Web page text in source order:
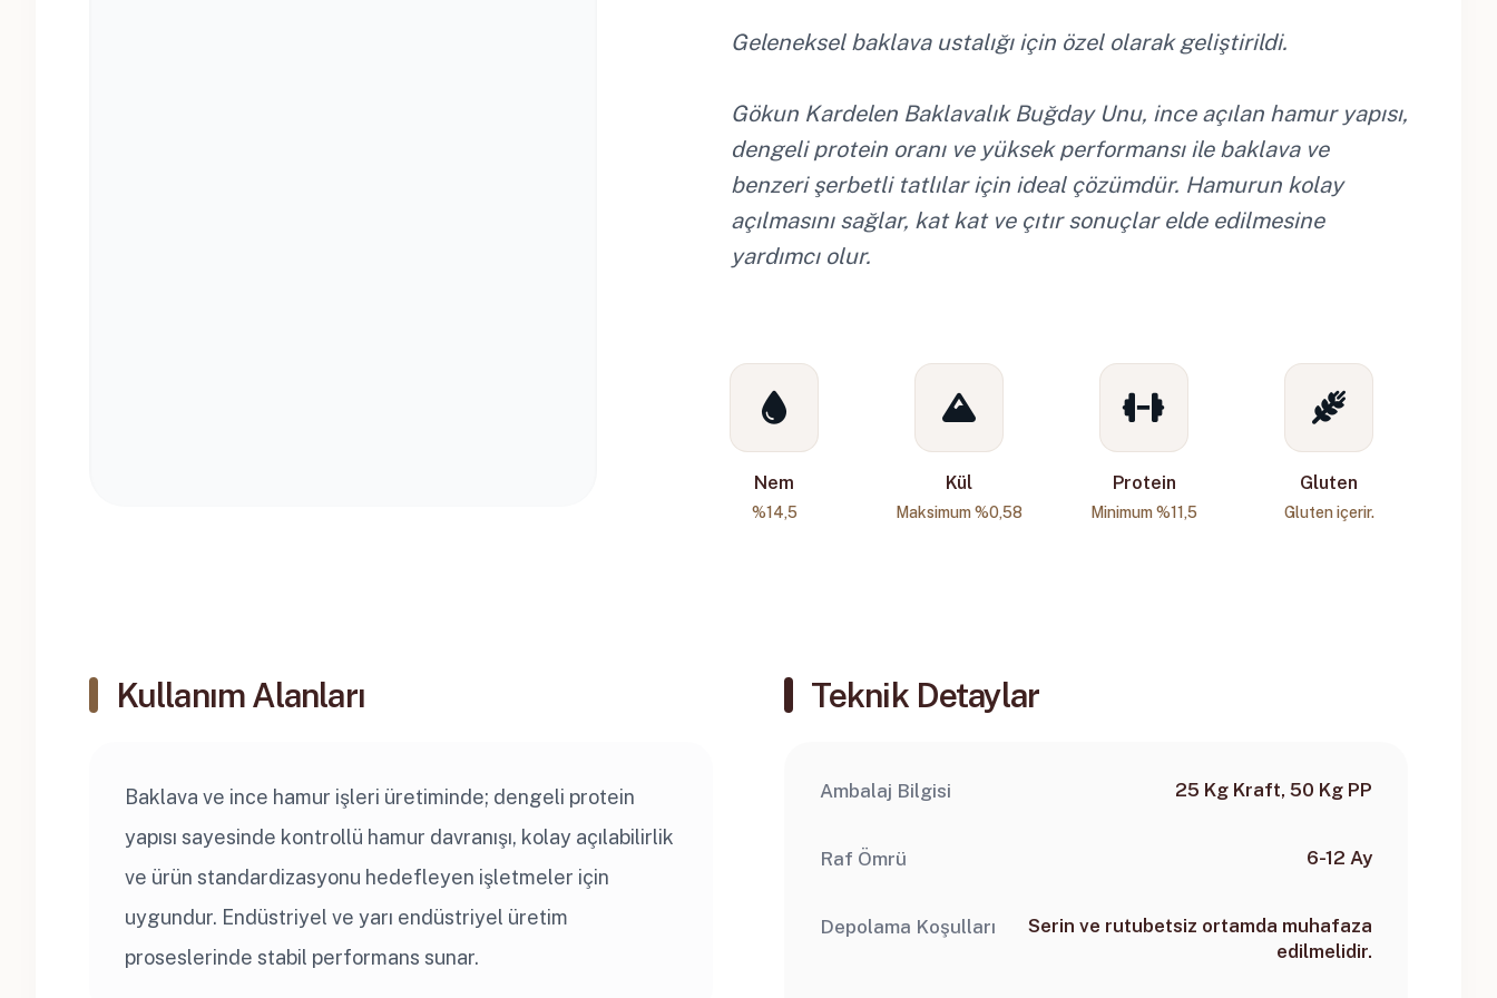
Geleneksel baklava ustalığı için özel olarak geliştirildi.
Gökun Kardelen Baklavalık Buğday Unu, ince açılan hamur yapısı,
dengeli protein oranı ve yüksek performansı ile baklava ve
benzeri şerbetli tatlılar için ideal çözümdür. Hamurun kolay
açılmasını sağlar, kat kat ve çıtır sonuçlar elde edilmesine
yardımcı olur.
Nem
%14,5
Kül
Maksimum %0,58
Protein
Minimum %11,5
Gluten
Gluten içerir.
Kullanım Alanları
Baklava ve ince hamur işleri üretiminde; dengeli protein
yapısı sayesinde kontrollü hamur davranışı, kolay açılabilirlik
ve ürün standardizasyonu hedefleyen işletmeler için
uygundur. Endüstriyel ve yarı endüstriyel üretim
proseslerinde stabil performans sunar.
Teknik Detaylar
Ambalaj Bilgisi 25 Kg Kraft, 50 Kg PP
Raf Ömrü 6-12 Ay
Depolama Koşulları
Serin ve rutubetsiz ortamda muhafaza
edilmelidir.